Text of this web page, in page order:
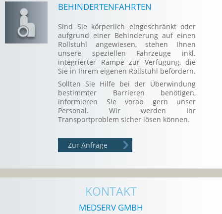
BEHINDERTENFAHRTEN
Sind Sie körperlich eingeschränkt oder
aufgrund einer Behinderung auf einen
Rollstuhl angewiesen, stehen Ihnen
unsere speziellen Fahrzeuge inkl.
integrierter Rampe zur Verfügung, die
Sie in Ihrem eigenen Rollstuhl befördern.
Sollten Sie Hilfe bei der Überwindung
bestimmter Barrieren benötigen,
informieren Sie vorab gern unser
Personal. Wir werden Ihr
Transportproblem sicher lösen können.
Zur Anfrage
KONTAKT
MEDSERV GMBH